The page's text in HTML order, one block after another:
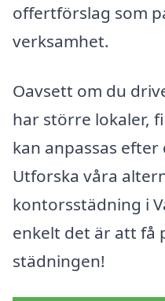
offertförslag som
verksamhet.
Oavsett om du
har större lokaler,
kan anpassas efter
Utforska våra
kontorsstädning i
enkelt det är att få
städningen!